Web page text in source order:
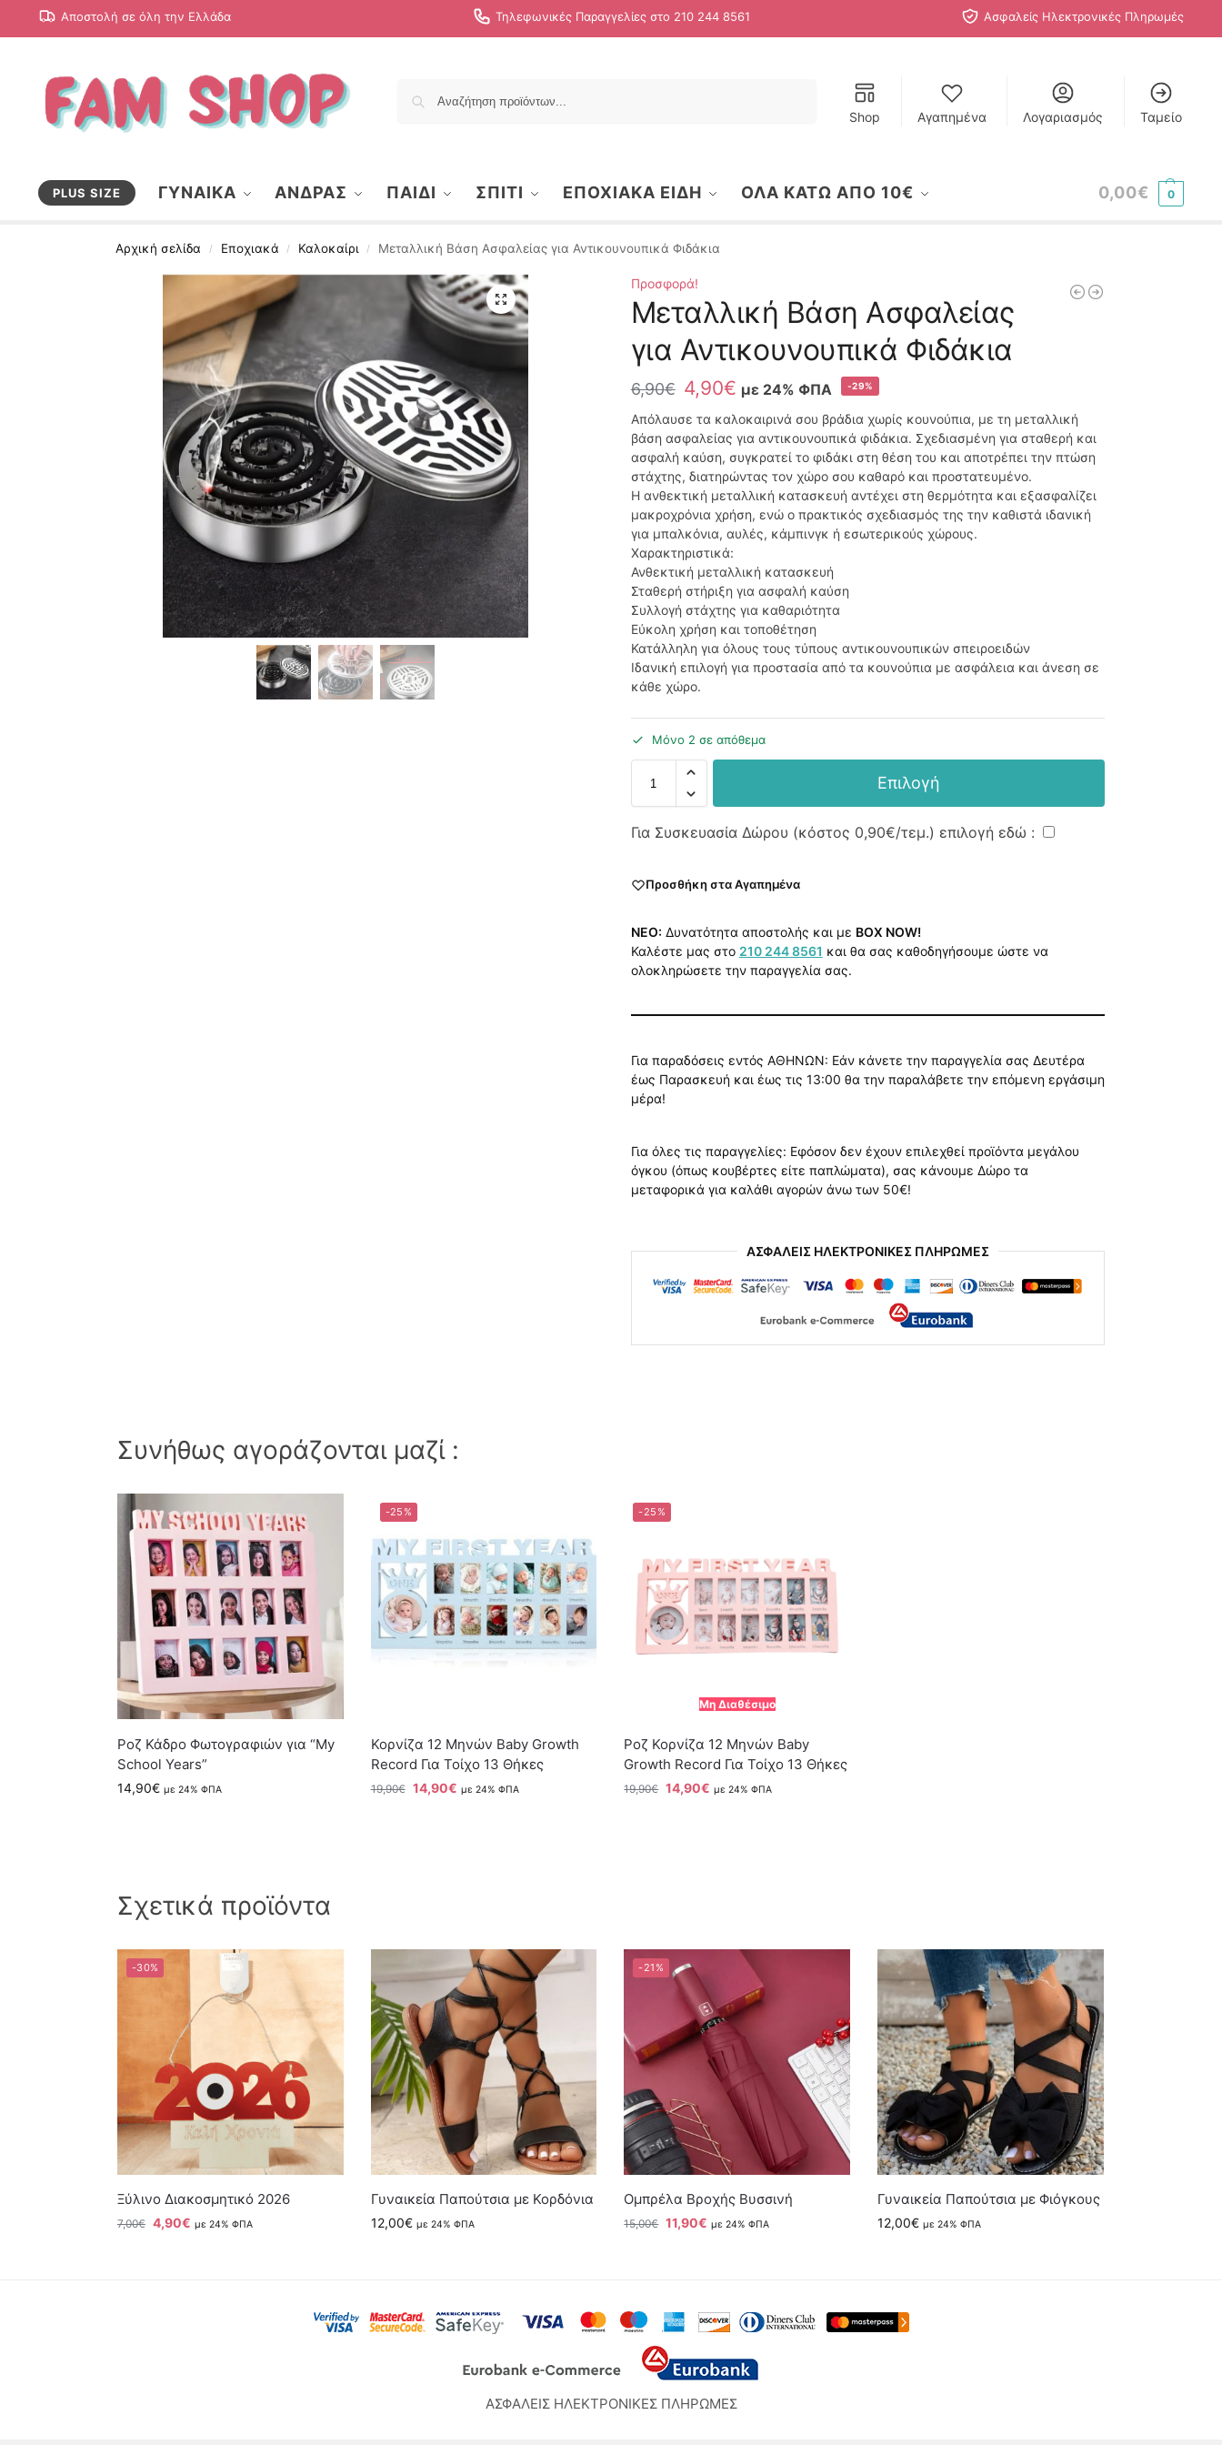
Αποστολή σε όλη την Ελλάδα Τηλεφωνικές Παραγγελίες στο 210 244 8561 Ασφαλείς Ηλεκτρονικές Πληρωμές
Shop Αγαπημένα Λογαριασμός Ταμείο
PLUS SIZE ΓΥΝΑΙΚΑ ΑΝΔΡΑΣ ΠΑΙΔΙ ΣΠΙΤΙ ΕΠΟΧΙΑΚΑ ΕΙΔΗ ΟΛΑ ΚΑΤΩ ΑΠΟ 10€ 0,00€ 0
Αρχική σελίδα / Εποχιακά / Καλοκαίρι / Μεταλλική Βάση Ασφαλείας για Αντικουνουπικά Φιδάκια
Προσφορά!
Μεταλλική Βάση Ασφαλείας
για Αντικουνουπικά Φιδάκια
6,90€ 4,90€ με 24% ΦΠΑ -29%
Απόλαυσε τα καλοκαιρινά σου βράδια χωρίς κουνούπια, με τη μεταλλική
βάση ασφαλείας για αντικουνουπικά φιδάκια. Σχεδιασμένη για σταθερή και
ασφαλή καύση, συγκρατεί το φιδάκι στη θέση του και αποτρέπει την πτώση
στάχτης, διατηρώντας τον χώρο σου καθαρό και προστατευμένο.
Η ανθεκτική μεταλλική κατασκευή αντέχει στη θερμότητα και εξασφαλίζει
μακροχρόνια χρήση, ενώ ο πρακτικός σχεδιασμός της την καθιστά ιδανική
για μπαλκόνια, αυλές, κάμπινγκ ή εσωτερικούς χώρους.
Χαρακτηριστικά:
Ανθεκτική μεταλλική κατασκευή
Σταθερή στήριξη για ασφαλή καύση
Συλλογή στάχτης για καθαριότητα
Εύκολη χρήση και τοποθέτηση
Κατάλληλη για όλους τους τύπους αντικουνουπικών σπειροειδών
Ιδανική επιλογή για προστασία από τα κουνούπια με ασφάλεια και άνεση σε
κάθε χώρο.
Μόνο 2 σε απόθεμα
Επιλογή
Για Συσκευασία Δώρου (κόστος 0,90€/τεμ.) επιλογή εδώ :
Προσθήκη στα Αγαπημένα
NEO: Δυνατότητα αποστολής και με BOX NOW!
Καλέστε μας στο 210 244 8561 και θα σας καθοδηγήσουμε ώστε να
ολοκληρώσετε την παραγγελία σας.
Για παραδόσεις εντός ΑΘΗΝΩΝ: Εάν κάνετε την παραγγελία σας Δευτέρα
έως Παρασκευή και έως τις 13:00 θα την παραλάβετε την επόμενη εργάσιμη
μέρα!
Για όλες τις παραγγελίες: Εφόσον δεν έχουν επιλεχθεί προϊόντα μεγάλου
όγκου (όπως κουβέρτες είτε παπλώματα), σας κάνουμε Δώρο τα
μεταφορικά για καλάθι αγορών άνω των 50€!
ΑΣΦΑΛΕΙΣ ΗΛΕΚΤΡΟΝΙΚΕΣ ΠΛΗΡΩΜΕΣ
Συνήθως αγοράζονται μαζί :
Ροζ Κάδρο Φωτογραφιών για “My
School Years”
14,90€ με 24% ΦΠΑ
-25%
Κορνίζα 12 Μηνών Baby Growth
Record Για Τοίχο 13 Θήκες
19,90€ 14,90€ με 24% ΦΠΑ
-25%
Μη Διαθέσιμο
Ροζ Κορνίζα 12 Μηνών Baby
Growth Record Για Τοίχο 13 Θήκες
19,90€ 14,90€ με 24% ΦΠΑ
Σχετικά προϊόντα
-30%
Ξύλινο Διακοσμητικό 2026
7,00€ 4,90€ με 24% ΦΠΑ
Γυναικεία Παπούτσια με Κορδόνια
12,00€ με 24% ΦΠΑ
-21%
Ομπρέλα Βροχής Βυσσινή
15,00€ 11,90€ με 24% ΦΠΑ
Γυναικεία Παπούτσια με Φιόγκους
12,00€ με 24% ΦΠΑ
ΑΣΦΑΛΕΙΣ ΗΛΕΚΤΡΟΝΙΚΕΣ ΠΛΗΡΩΜΕΣ